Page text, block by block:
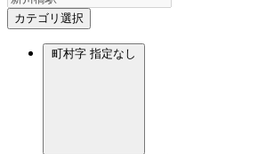
カテゴリ選択
町村字 指定なし